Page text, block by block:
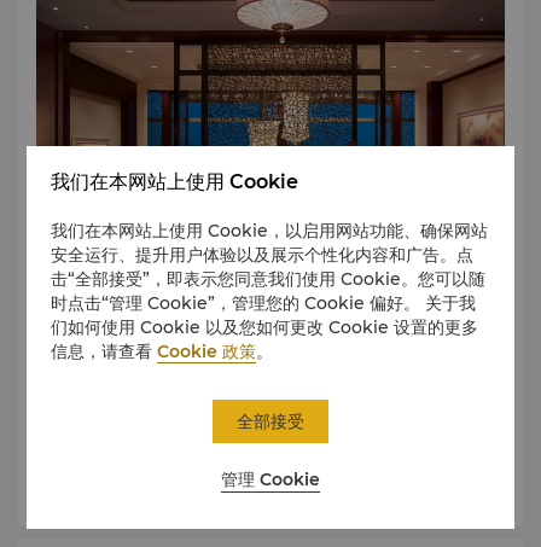
满洲里位于中俄蒙三国交界处，是中国最大的陆路口岸城市。
观。
了解更多
我们在本网站上使用 Cookie
我们在本网站上使用 Cookie，以启用网站功能、确保网站
安全运行、提升用户体验以及展示个性化内容和广告。点
击“全部接受”，即表示您同意我们使用 Cookie。您可以随
时点击“管理 Cookie”，管理您的 Cookie 偏好。 关于我
们如何使用 Cookie 以及您如何更改 Cookie 设置的更多
信息，请查看Cookie 政策。
管理 Cookie
全部接受